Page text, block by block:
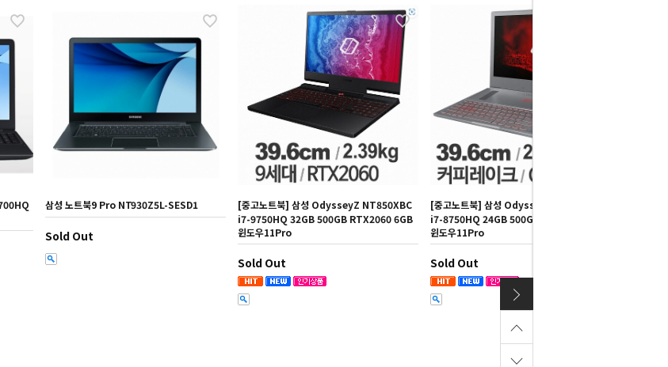
삼성 노트북9 Pro NT930Z5L-SESD1
Sold Out
[중고노트북] 삼성 OdysseyZ NT850XBC
i7-9750HQ 32GB 500GB RTX2060 6GB
윈도우11Pro
Sold Out
[중고노트북] 삼성 OdysseyZ NT850XAC
i7-8750HQ 24GB 500GB GTX1060 6GB
윈도우11Pro
Sold Out